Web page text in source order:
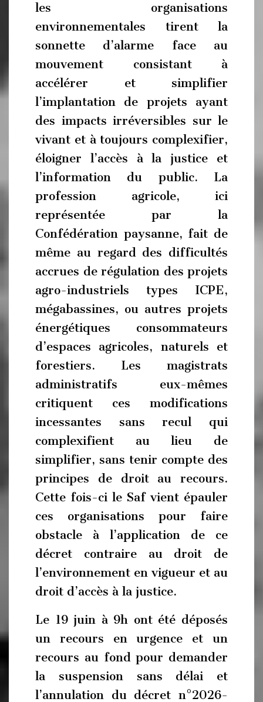
les organisations
environnementales tirent la
sonnette d’alarme face au
mouvement consistant à
accélérer et simplifier
l’implantation de projets ayant
des impacts irréversibles sur le
vivant et à toujours complexifier,
éloigner l’accès à la justice et
l’information du public. La
profession agricole, ici
représentée par la
Confédération paysanne, fait de
même au regard des difficultés
accrues de régulation des projets
agro-industriels types ICPE,
mégabassines, ou autres projets
énergétiques consommateurs
d’espaces agricoles, naturels et
forestiers. Les magistrats
administratifs eux-mêmes
critiquent ces modifications
incessantes sans recul qui
complexifient au lieu de
simplifier, sans tenir compte des
principes de droit au recours.
Cette fois-ci le Saf vient épauler
ces organisations pour faire
obstacle à l’application de ce
décret contraire au droit de
l’environnement en vigueur et au
droit d’accès à la justice.
Le 19 juin à 9h ont été déposés
un recours en urgence et un
recours au fond pour demander
la suspension sans délai et
l’annulation du décret n°2026-